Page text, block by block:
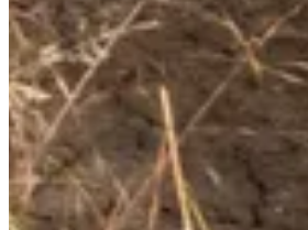
GOTIMING Voir le site web
Choisir une Course